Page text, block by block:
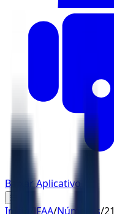
Baixar Aplicativo
☰
Início JFAA/Números/21